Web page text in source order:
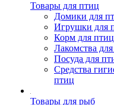
Товары для птиц
Домики для
Игрушки для
Корм для птиц
Лакомства
Посуда для
Средства
птиц
Товары для рыб